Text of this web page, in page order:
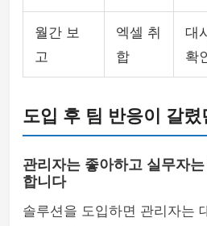
월간 보
고
엑셀 취
합
대
확
도입 후 팀 반응이 갈렸
관리자는 좋아하고 실무자
합니다
솔루션을 도입하면 관리자는